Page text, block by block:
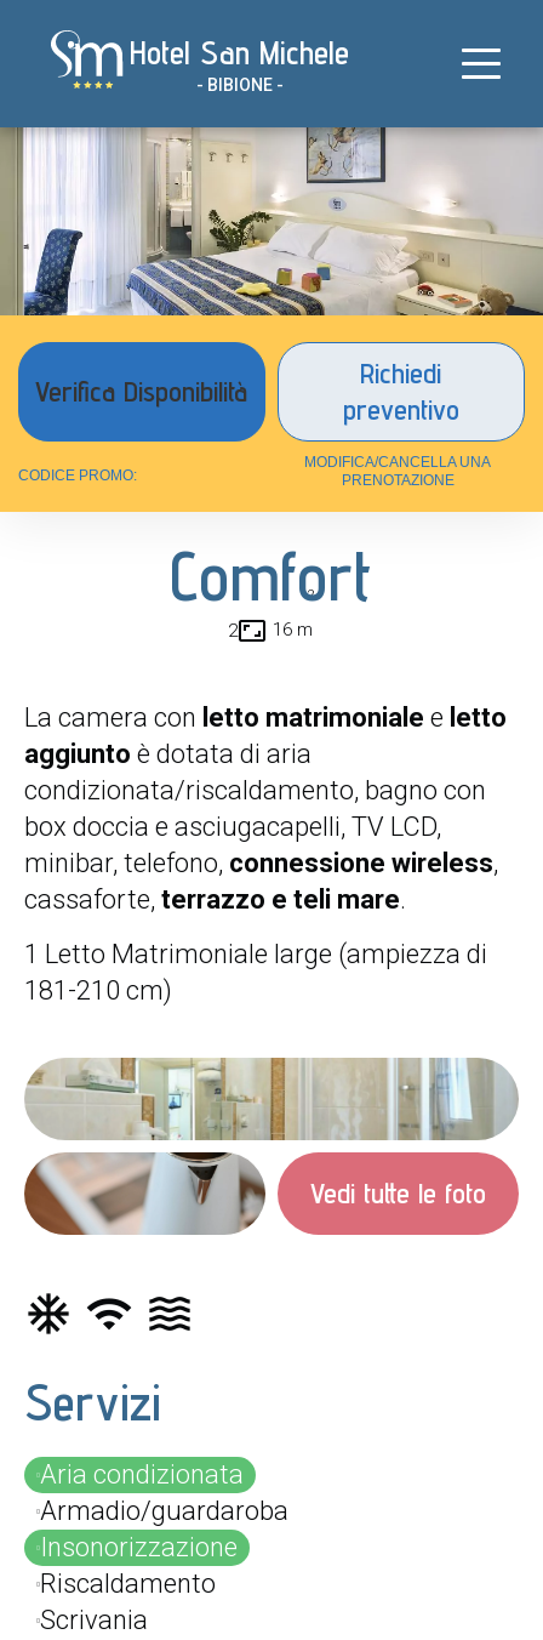
contenuto
Hotel San Michele
- BIBIONE -
Richiedi
preventivo
CODICE PROMO:
MODIFICA/CANCELLA UNA
PRENOTAZIONE
2aspect_ratio 16 m
2
Comfort
La camera con letto matrimoniale e letto
aggiunto è dotata di aria
condizionata/riscaldamento, bagno con
box doccia e asciugacapelli, TV LCD,
minibar, telefono, connessione wireless,
cassaforte, terrazzo e teli mare.
1 Letto Matrimoniale large (ampiezza di
181-210 cm)
Vedi tutte le foto
ac_unit wifi waves
Servizi
Aria condizionata
Armadio/guardaroba
Insonorizzazione
Riscaldamento
Scrivania